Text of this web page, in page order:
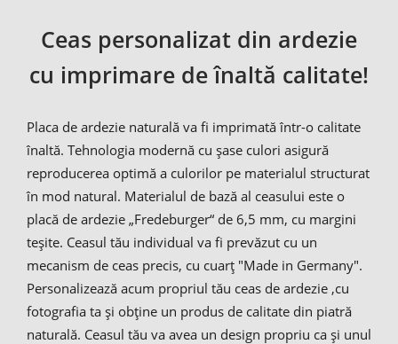
Ceas personalizat din ardezie
cu imprimare de înaltă calitate!
Placa de ardezie naturală va fi imprimată într-o calitate
înaltă. Tehnologia modernă cu șase culori asigură
reproducerea optimă a culorilor pe materialul structurat
în mod natural. Materialul de bază al ceasului este o
placă de ardezie „Fredeburger“ de 6,5 mm, cu margini
teşite. Ceasul tău individual va fi prevăzut cu un
mecanism de ceas precis, cu cuarţ "Made in Germany".
Personalizează acum propriul tău ceas de ardezie ,cu
fotografia ta și obține un produs de calitate din piatră
naturală. Ceasul tău va avea un design propriu ca și unul